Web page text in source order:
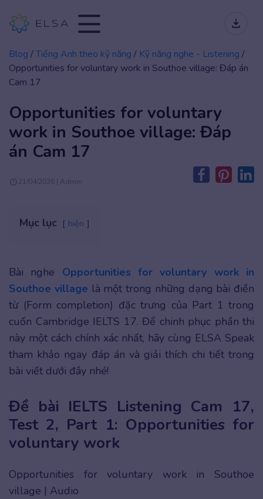
Blog /Tiếng Anh theo kỹ năng / Kỹ năng nghe - Listening /
Opportunities for voluntary work in Southoe village: Đáp án
Cam 17
Opportunities for voluntary
work in Southoe village: Đáp
án Cam 17
21/04/2026 | Admin
Mục lục hiện
Bài nghe Opportunities for voluntary work in
Southoe village là một trong những dạng bài điền
từ (Form completion) đặc trưng của Part 1 trong
cuốn Cambridge IELTS 17. Để chinh phục phần thi
này một cách chính xác nhất, hãy cùng ELSA Speak
tham khảo ngay đáp án và giải thích chi tiết trong
bài viết dưới đây nhé!
Đề bài IELTS Listening Cam 17,
Test 2, Part 1: Opportunities for
voluntary work
Opportunities for voluntary work in Southoe
village | Audio